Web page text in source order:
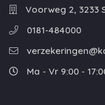
Voorweg 2, 3233
0181-484000
Ma - Vr 9:00 -